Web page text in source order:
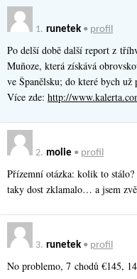
1. runetek • profil
Po delší době další report z
Muñoze, která získává
ve Španělsku; do které bych
Více zde: http://
2. molie • profil
Přízemní otázka: kolik to
taky dost zklamalo… a jsem
3. runetek • profil
No problemo, 7 chodů €145,